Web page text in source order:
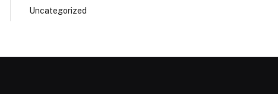
Uncategorized